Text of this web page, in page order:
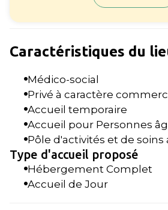
Caractéristiques du
Médico-social
Privé à caractère
Accueil temporaire
Accueil pour Personnes
Pôle d'activités et de soins
Type d'accueil proposé
Hébergement Complet
Accueil de Jour